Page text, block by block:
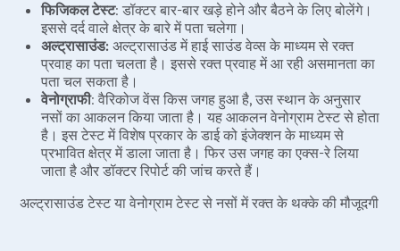
फिजिकल टेस्ट: डॉक्टर बार-बार खड़े होने और बैठने के लिए बोलेंगे।
इससे दर्द वाले क्षेत्र के बारे में पता चलेगा।
अल्ट्रासाउंड: अल्ट्रासाउंड में हाई साउंड वेव्स के माध्यम से रक्त
प्रवाह का पता चलता है। इससे रक्त प्रवाह में आ रही असमानता का
पता चल सकता है।
वेनोग्राफी: वैरिकोज वेंस किस जगह हुआ है, उस स्थान के अनुसार
नसों का आकलन किया जाता है। यह आकलन वेनोग्राम टेस्ट से होता
है। इस टेस्ट में विशेष प्रकार के डाई को इंजेक्शन के माध्यम से
प्रभावित क्षेत्र में डाला जाता है। फिर उस जगह का एक्स-रे लिया
जाता है और डॉक्टर रिपोर्ट की जांच करते हैं।
अल्ट्रासाउंड टेस्ट या वेनोग्राम टेस्ट से नसों में रक्त के थक्के की मौजूदगी